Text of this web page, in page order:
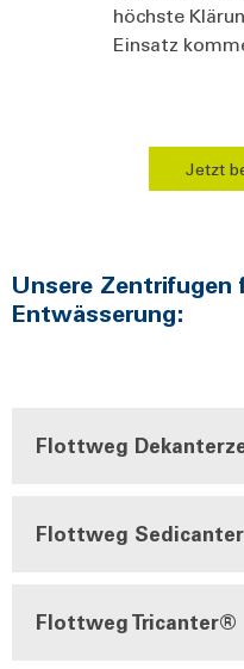
höchste
Einsatz
Jetzt
Unsere Zentrifugen
Entwässerung:
Flottweg
Flottweg
Flottweg Tricanter®